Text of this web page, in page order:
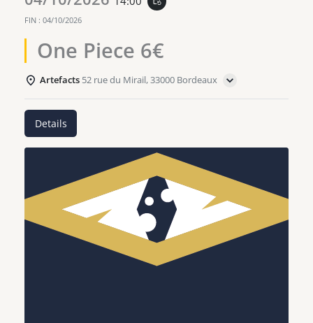
FIN : 04/10/2026
One Piece 6€
Artefacts 52 rue du Mirail, 33000 Bordeaux
Details